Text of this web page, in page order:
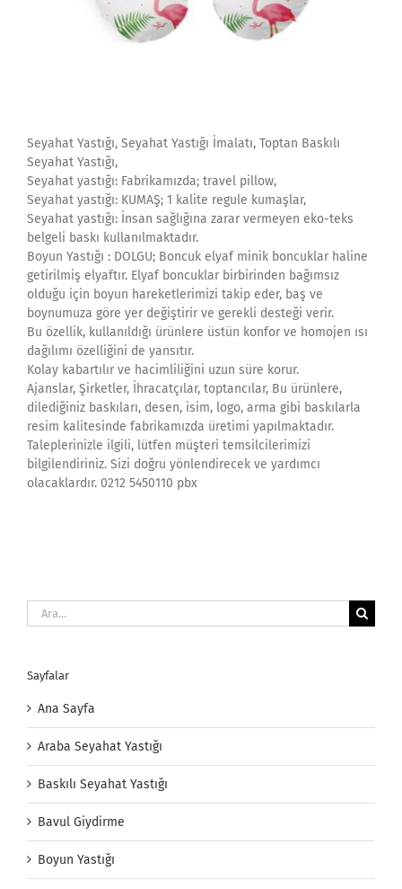
Seyahat Yastığı, Seyahat Yastığı İmalatı, Toptan Baskılı
Seyahat Yastığı,
Seyahat yastığı: Fabrikamızda; travel pillow,
Seyahat yastığı: KUMAŞ; 1 kalite regule kumaşlar,
Seyahat yastığı: İnsan sağlığına zarar vermeyen eko-teks
belgeli baskı kullanılmaktadır.
Boyun Yastığı : DOLGU; Boncuk elyaf minik boncuklar haline
getirilmiş elyaftır. Elyaf boncuklar birbirinden bağımsız
olduğu için boyun hareketlerimizi takip eder, baş ve
boynumuza göre yer değiştirir ve gerekli desteği verir.
Bu özellik, kullanıldığı ürünlere üstün konfor ve homojen ısı
dağılımı özelliğini de yansıtır.
Kolay kabartılır ve hacimliliğini uzun süre korur.
Ajanslar, Şirketler, İhracatçılar, toptancılar, Bu ürünlere,
dilediğiniz baskıları, desen, isim, logo, arma gibi baskılarla
resim kalitesinde fabrikamızda üretimi yapılmaktadır.
Taleplerinizle ilgili, lütfen müşteri temsilcilerimizi
bilgilendiriniz. Sizi doğru yönlendirecek ve yardımcı
olacaklardır. 0212 5450110 pbx
Ara:
Sayfalar
Ana Sayfa
Araba Seyahat Yastığı
Baskılı Seyahat Yastığı
Bavul Giydirme
Boyun Yastığı